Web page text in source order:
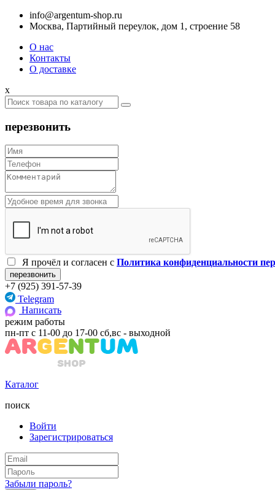
info@argentum-shop.ru
Москва, Партийный переулок, дом 1, строение 58
О нас
Контакты
О доставке
x
перезвонить
Я прочёл и согласен c Политика конфиденциальности
+7 (925) 391-57-39
Telegram
Написать
режим работы
пн-пт с 11-00 до 17-00 сб,вс - выходной
Каталог
поиск
Войти
Зарегистрироваться
Забыли пароль?